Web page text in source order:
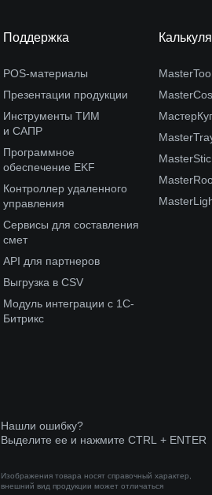
Поддержка
POS-материалы
Презентации продукции
Инструменты ТИМ
и САПР
Программное
обеспечение EKF
Контроллер удаленного
управления
Сервисы для составления
смет
API для партнеров
Выгрузка в CSV
Модуль интеграции с 1С-
Битрикс
Нашли ошибку?
Выделите ее и нажмите CTRL + ENTER
Изображения товара носят справочный характер,
внешний вид продукции может отличаться